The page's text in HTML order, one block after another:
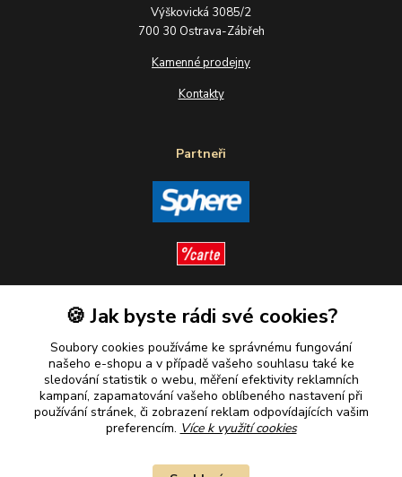
Výškovická 3085/2
700 30 Ostrava-Zábřeh
Kamenné prodejny
Kontakty
Partneři
Sledujte nás
Plaťte u nás bezpečně
🍪 Jak byste rádi své cookies?
Soubory cookies používáme ke správnému fungování
našeho e-shopu a v případě vašeho souhlasu také ke
sledování statistik o webu, měření efektivity reklamních
kampaní, zapamatování vašeho oblíbeného nastavení při
používání stránek, či zobrazení reklam odpovídajících vašim
preferencím. Více k využití cookies